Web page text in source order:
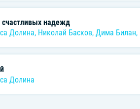
счастливых надежд
Долина, Николай Басков, Дима Билан,
Долина